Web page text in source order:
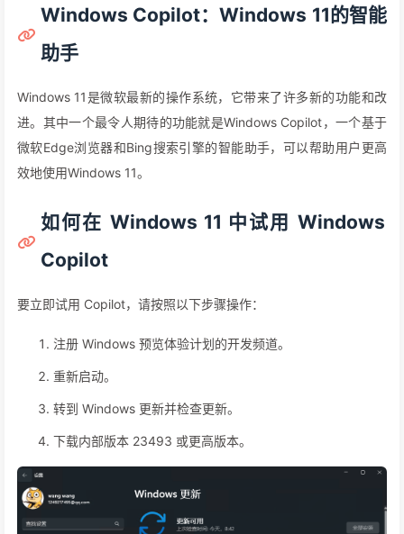
Windows Copilot：Windows 11的智能
助手
Windows 11是微软最新的操作系统，它带来了许多新的功能和改
进。其中一个最令人期待的功能就是Windows Copilot，一个基于
微软Edge浏览器和Bing搜索引擎的智能助手，可以帮助用户更高
效地使用Windows 11。
如何在 Windows 11 中试用 Windows
Copilot
要立即试用 Copilot，请按照以下步骤操作：
注册 Windows 预览体验计划的开发频道。
重新启动。
转到 Windows 更新并检查更新。
下载内部版本 23493 或更高版本。